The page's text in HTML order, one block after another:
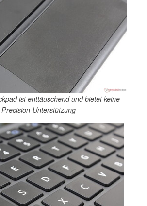
ist enttäuschend und bietet keine
Precision-Unterstützung